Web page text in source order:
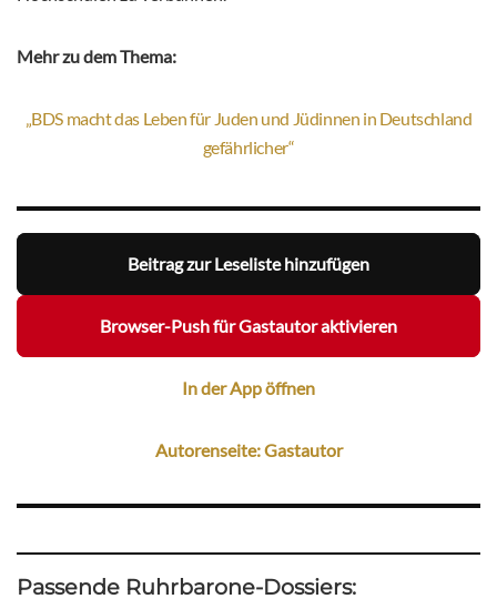
Mehr zu dem Thema:
„BDS macht das Leben für Juden und Jüdinnen in Deutschland
gefährlicher“
Beitrag zur Leseliste hinzufügen
Browser-Push für Gastautor aktivieren
In der App öffnen
Autorenseite: Gastautor
Passende Ruhrbarone-Dossiers: